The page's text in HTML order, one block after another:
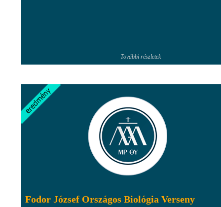
További részletek
Fodor József Országos Biológia Verseny